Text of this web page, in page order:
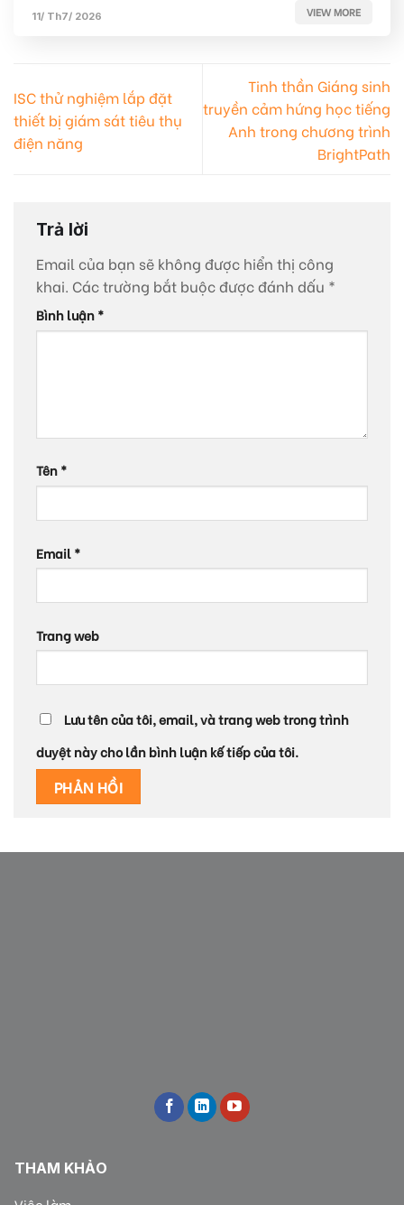
11/ Th7/ 2026 VIEW MORE
ISC thử nghiệm lắp đặt
thiết bị giám sát tiêu thụ
điện năng
Tinh thần Giáng sinh
truyền cảm hứng học tiếng
Anh trong chương trình
BrightPath
Trả lời
Email của bạn sẽ không được hiển thị công
khai. Các trường bắt buộc được đánh dấu *
Bình luận*
Tên*
Email*
Trang web
Lưu tên của tôi, email, và trang web trong trình
duyệt này cho lần bình luận kế tiếp của tôi.
THAM KHẢO